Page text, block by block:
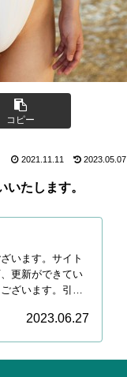
コピー
2021.11.11 2023.05.07
たします。
います。サイト
更新ができてい
ざいます。引き
2023.06.27